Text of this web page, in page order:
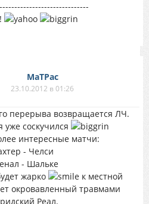
MaTPac
23.10.2012 в 01:26
перерыва возвращается ЛЧ.
уже соскучился
интересные матчи:
- Челси
- Шальке
жарко
к местной
окровавленный травмами
Реал.